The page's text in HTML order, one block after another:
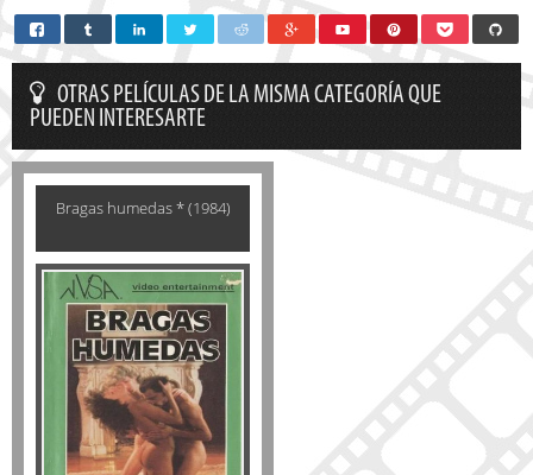
OTRAS PELÍCULAS DE LA MISMA CATEGORÍA QUE
PUEDEN INTERESARTE
Bragas humedas * (1984)